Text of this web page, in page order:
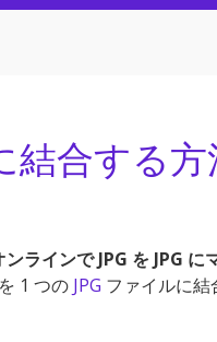
結合する方
ンラインで JPG を JPG に
1 つの JPG ファイルに結